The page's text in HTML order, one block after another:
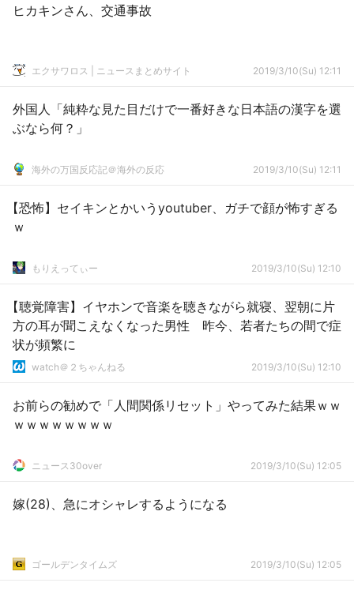
ヒカキンさん、交通事故
エクサワロス | ニュースまとめサイト 2019/3/10(Su) 12:11
外国人「純粋な見た目だけで一番好きな日本語の漢字を選
ぶなら何？」
海外の万国反応記＠海外の反応 2019/3/10(Su) 12:11
【恐怖】セイキンとかいうyoutuber、ガチで顔が怖すぎる
ｗ
もりえってぃー 2019/3/10(Su) 12:10
【聴覚障害】イヤホンで音楽を聴きながら就寝、翌朝に片
方の耳が聞こえなくなった男性 昨今、若者たちの間で症
状が頻繁に
watch＠２ちゃんねる 2019/3/10(Su) 12:10
お前らの勧めで「人間関係リセット」やってみた結果ｗｗ
ｗｗｗｗｗｗｗｗ
ニュース30over 2019/3/10(Su) 12:05
嫁(28)、急にオシャレするようになる
ゴールデンタイムズ 2019/3/10(Su) 12:05